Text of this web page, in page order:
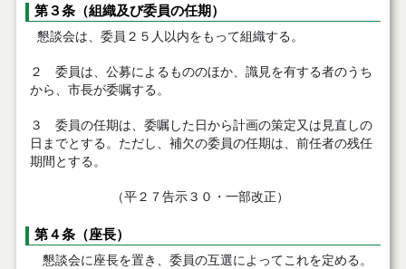
第３条（組織及び委員の任期）
懇談会は、委員２５人以内をもって組織する。
２ 委員は、公募によるもののほか、識見を有する者のうち
から、市長が委嘱する。
３ 委員の任期は、委嘱した日から計画の策定又は見直しの
日までとする。ただし、補欠の委員の任期は、前任者の残任
期間とする。
（平２７告示３０・一部改正）
第４条（座長）
懇談会に座長を置き、委員の互選によってこれを定める。